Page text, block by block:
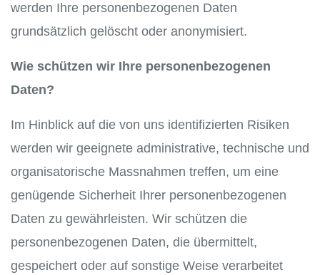
werden Ihre personenbezogenen Daten
grundsätzlich gelöscht oder anonymisiert.
Wie schützen wir Ihre personenbezogenen
Daten?
Im Hinblick auf die von uns identifizierten Risiken
werden wir geeignete administrative, technische und
organisatorische Massnahmen treffen, um eine
genügende Sicherheit Ihrer personenbezogenen
Daten zu gewährleisten. Wir schützen die
personenbezogenen Daten, die übermittelt,
gespeichert oder auf sonstige Weise verarbeitet